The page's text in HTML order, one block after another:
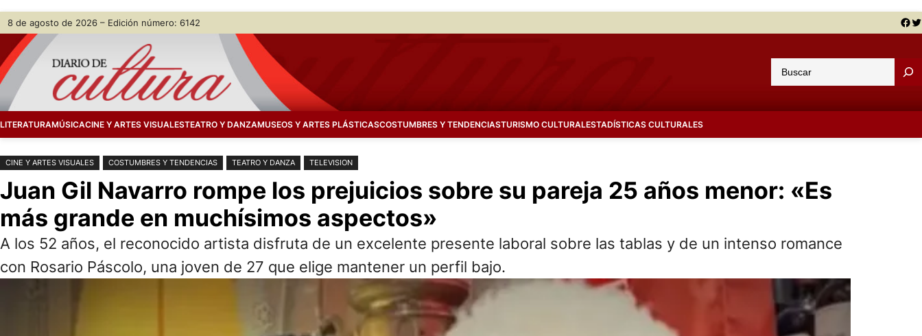
Saltar
contenido
Skip
content
8 de agosto de 2026 – Edición número: 6142 Facebook Twitter
u
a
LITERATURAMÚSICACINE Y ARTES VISUALESTEATRO Y DANZAMUSEOS Y ARTES PLÁSTICASCOSTUMBRES Y TENDENCIASTURISMO CULTURALESTADÍSTICAS CULTURALES
CINE Y ARTES VISUALES COSTUMBRES Y TENDENCIAS TEATRO Y DANZA TELEVISION
Juan Gil Navarro rompe los prejuicios sobre su pareja 25 años menor: «Es
más grande en muchísimos aspectos»
A los 52 años, el reconocido artista disfruta de un excelente presente laboral sobre las tablas y de un intenso romance
con Rosario Páscolo, una joven de 27 que elige mantener un perfil bajo.